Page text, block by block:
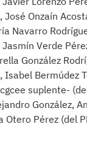
José Onzaín
Navarro
Verde
González
Isabel Bermúdez
suplente-
González,
Otero Pérez (del